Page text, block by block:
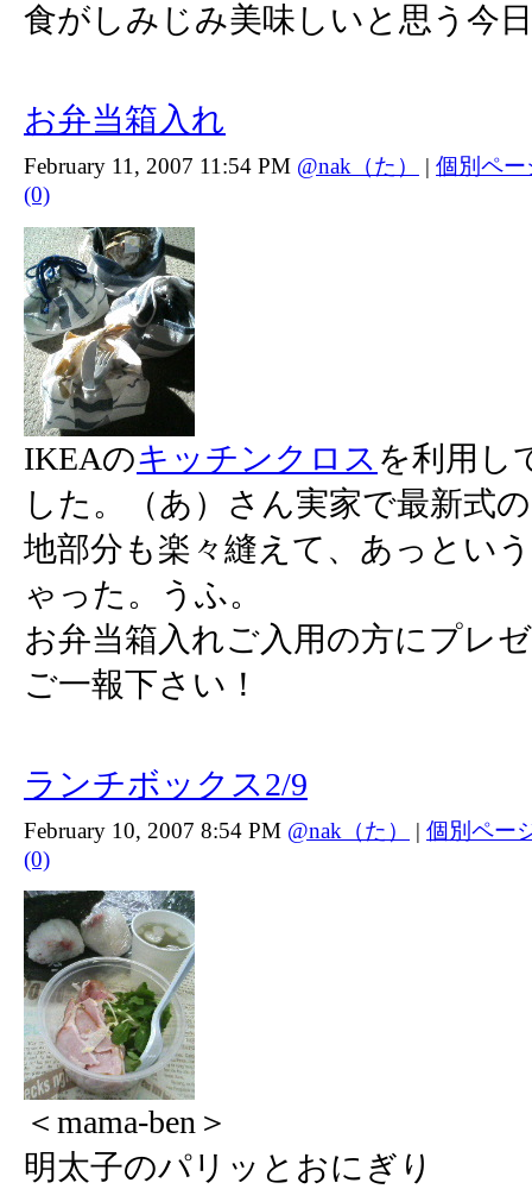
食がしみじみ美味しいと思う今
お弁当箱入れ
February 11, 2007 11:54 PM @nak（た） | 個別ペー
(0)
IKEAのキッチンクロス を利用し
した。（あ）さん実家で最新式
地部分も楽々縫えて、あっとい
ゃった。うふ。
お弁当箱入れご入用の方にプレ
ご一報下さい！
ランチボックス2/9
February 10, 2007 8:54 PM @nak（た） | 個別ペー
(0)
＜mama-ben＞
明太子のパリッとおにぎり